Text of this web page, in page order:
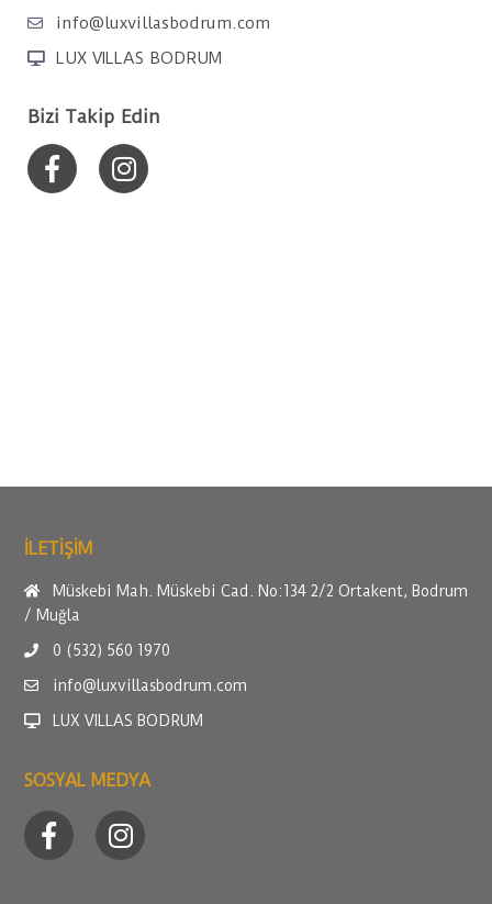
info@luxvillasbodrum.com
LUX VILLAS BODRUM
Bizi Takip Edin
ILETİŞİM
Müskebi Mah. Müskebi Cad. No:134 2/2 Ortakent, Bodrum
/ Muğla
0 (532) 560 1970
info@luxvillasbodrum.com
LUX VILLAS BODRUM
SOSYAL MEDYA